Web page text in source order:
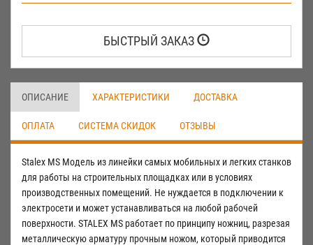
БЫСТРЫЙ ЗАКАЗ
ОПИСАНИЕ ХАРАКТЕРИСТИКИ ДОСТАВКА
ОПЛАТА СИСТЕМА СКИДОК ОТЗЫВЫ
Stalex MS Модель из линейки самых мобильных и легких станков
для работы на строительных площадках или в условиях
производственных помещений. Не нуждается в подключении к
электросети и может устанавливаться на любой рабочей
поверхности. STALEX MS работает по принципу ножниц, разрезая
металлическую арматуру прочным ножом, который приводится